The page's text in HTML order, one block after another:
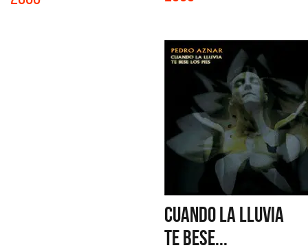
CUANDO LA LLUVIA
TE BESE...